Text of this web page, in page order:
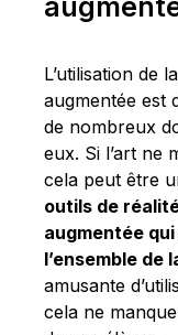
L’utilisation de
augmentée est
de nombreux
eux. Si l’art ne
cela peut être
outils de
augmentée
l’ensemble de
amusante
cela ne